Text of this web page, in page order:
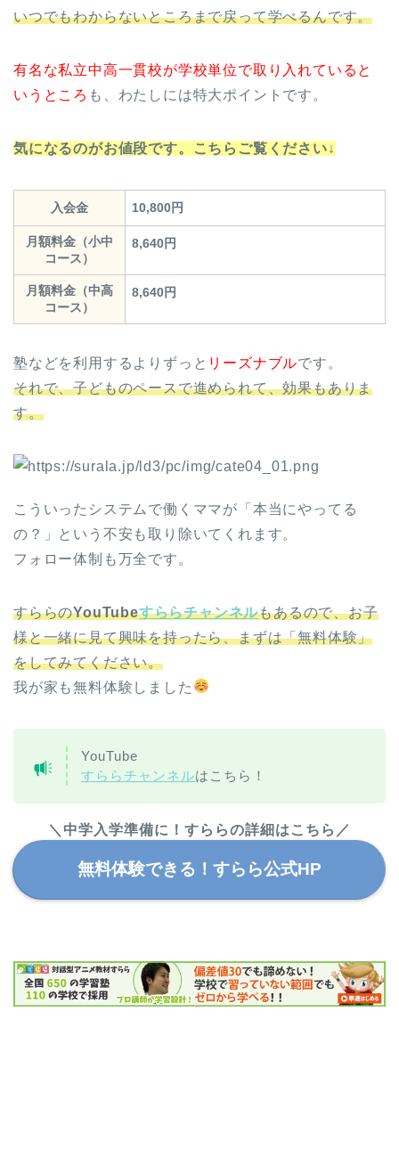
いつでもわからないところまで戻って学べるんです。
有名な私立中高一貫校が学校単位で取り入れていると
いうところ も、わたしには特大ポイントです。
気になるのがお値段です。こちらご覧ください↓
入会金 10,800円
月額料金（小中
コース）
8,640円
月額料金（中高
コース）
8,640円
塾などを利用するよりずっと リーズナブルです。
それで、子どものペースで進められて、効果もありま
す。
こういったシステムで働くママが「本当にやってる
の？」という不安も取り除いてくれます。
フォロー体制も万全です。
すららのYouTubeすららチャンネルもあるので、お子
様と一緒に見て興味を持ったら、まずは「無料体験」
をしてみてください。
我が家も無料体験しました
YouTube
すららチャンネルはこちら！
＼中学入学準備に！すららの詳細はこちら／
無料体験できる！すらら公式HP